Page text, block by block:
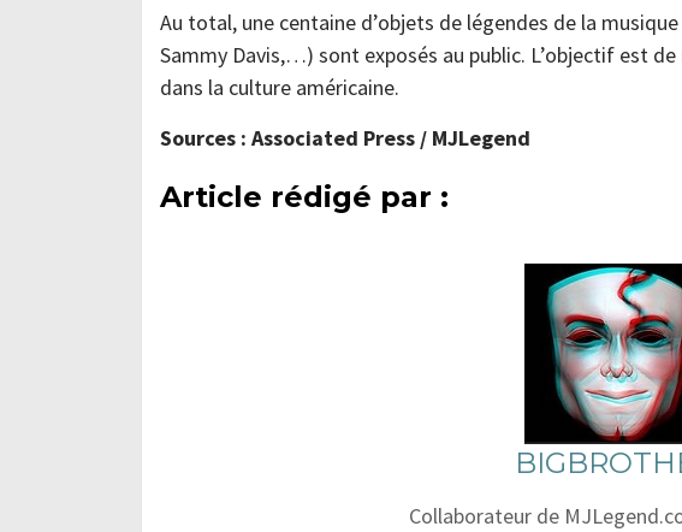
Au total, une centaine d’objets de légendes de la
Sammy Davis,…) sont exposés au public. L’objectif est
dans la culture américaine.
Sources : Associated Press / MJLegend
Article rédigé par :
Collaborateur de